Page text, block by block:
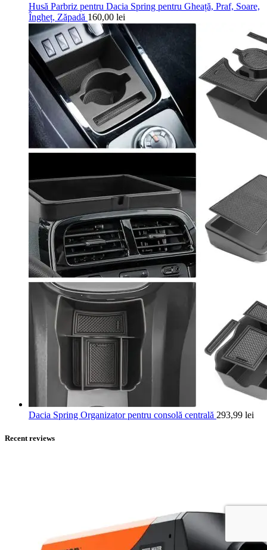
Husă Parbriz pentru Dacia Spring pentru Gheață, Praf, Soare,
Îngheț, Zăpadă 160,00 lei
Dacia Spring Organizator pentru consolă centrală 293,99 lei
Recent reviews